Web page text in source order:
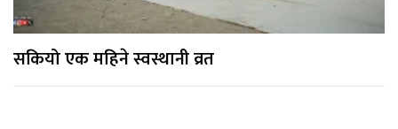
सकियो एक महिने स्वस्थानी व्रत